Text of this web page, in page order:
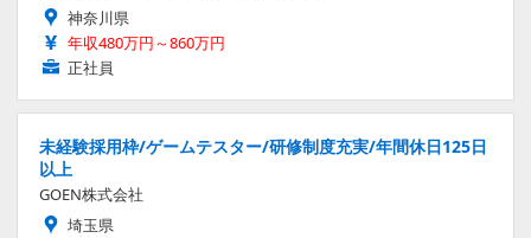
神奈川県
年収480万円～860万円
正社員
未経験採用枠/ゲームテスター/研修制度充実/年間休日125日
以上
GOEN株式会社
埼玉県